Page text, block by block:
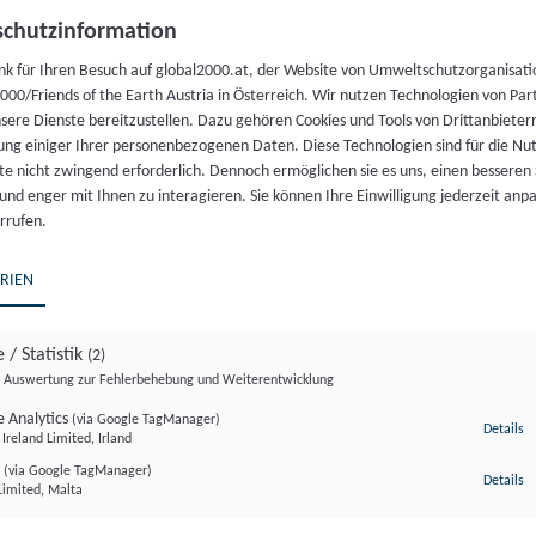
sowie Zwischenfälle und Störfälle des AKW
external link, opens in a new tab
für Ihren Besuch auf global2000.at, der Website von
Friends of the Earth Austria in Österreich. Wir nutzen Technologien von
Dienste bereitzustellen. Dazu gehören Cookies und Tools von
einiger Ihrer personenbezogenen Daten. Diese Technologien sind für die
nicht zwingend erforderlich. Dennoch ermöglichen sie es uns, einen besseren
enger mit Ihnen zu interagieren. Sie können Ihre Einwilligung jederzeit
/ Statistik (2)
Auswertung zur Fehlerbehebung und Weiterentwicklung
Analytics (via Google TagManager)
Ireland Limited, Irland
Details
(via Google TagManager)
Malta
Details